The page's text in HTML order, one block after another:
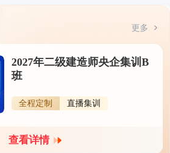
更多
2027年二级建造师央企集训B
班
全程定制 直播集训
查看详情